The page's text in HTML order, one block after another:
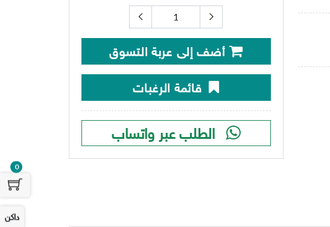
أضف إلى عربة التسوق
قائمة الرغبات
الطلب عبر واتساب
0
داكن